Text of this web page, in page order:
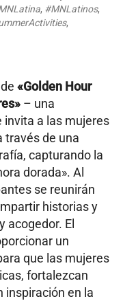
, #MNLatinos,
,
«Golden Hour
– una
invita a las mujeres
través de una
capturando la
dorada». Al
se reunirán
historias y
acogedor. El
un
que las mujeres
fortalezcan
inspiración en la